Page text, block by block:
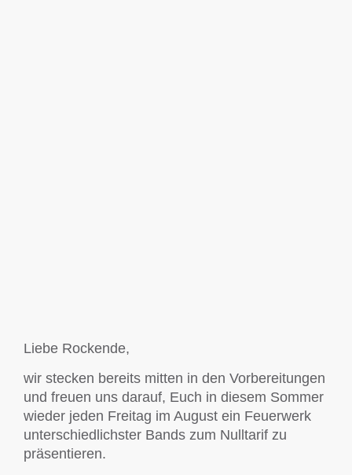
Liebe Rockende,
wir stecken bereits mitten in den Vorbereitungen
und freuen uns darauf, Euch in diesem Sommer
wieder jeden Freitag im August ein Feuerwerk
unterschiedlichster Bands zum Nulltarif zu
präsentieren.